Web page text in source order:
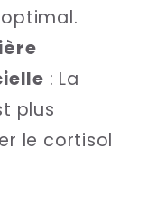
: La
plus
le cortisol